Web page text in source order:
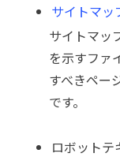
サイトマッ
サイトマッ
を示すファ
すべきペー
です。
ロボットテ